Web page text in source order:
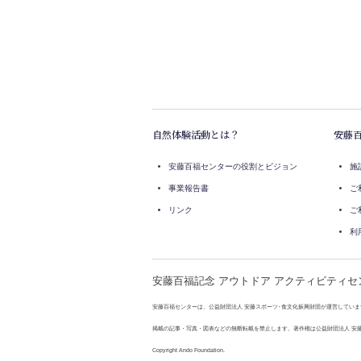
自然体験活動とは？
安藤百福センターの役割とビジョン
事業報告書
リンク
安藤
施
ご
ご
利
安藤百福記念 アウトドア アクティビティセ
安藤百福センターは、公益財団法人 安藤スポーツ･食文化振興財団が運営していま
掲載の記事・写真・図表などの無断転載を禁止します。著作権は公益財団法人
Copyright Ando Foundation.